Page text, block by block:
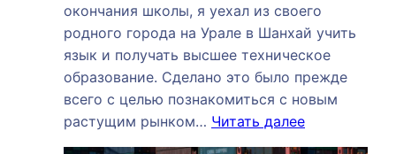
окончания школы, я уехал из своего
родного города на Урале в Шанхай учить
язык и получать высшее техническое
образование. Сделано это было прежде
всего с целью познакомиться с новым
растущим рынком… Читать далее: